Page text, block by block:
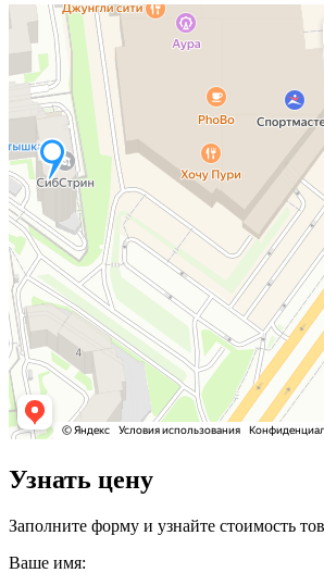
Узнать цену
Заполните форму и узнайте стоимость
Ваше имя: